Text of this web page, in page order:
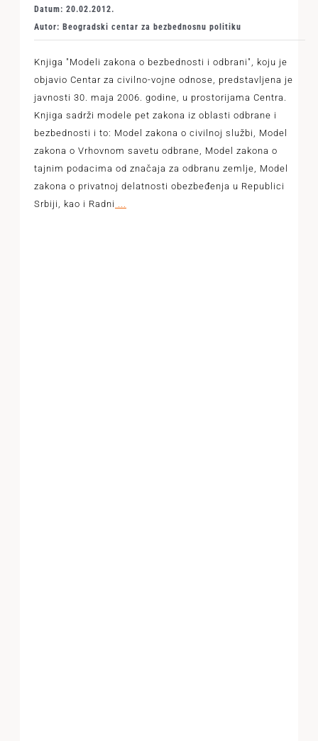
Datum: 20.02.2012.
Autor: Beogradski centar za bezbednosnu politiku
Knjiga "Modeli zakona o bezbednosti i odbrani", koju je
objavio Centar za civilno-vojne odnose, predstavljena je
javnosti 30. maja 2006. godine, u prostorijama Centra.
Knjiga sadrži modele pet zakona iz oblasti odbrane i
bezbednosti i to: Model zakona o civilnoj službi, Model
zakona o Vrhovnom savetu odbrane, Model zakona o
tajnim podacima od značaja za odbranu zemlje, Model
zakona o privatnoj delatnosti obezbeđenja u Republici
Srbiji, kao i Radni ...